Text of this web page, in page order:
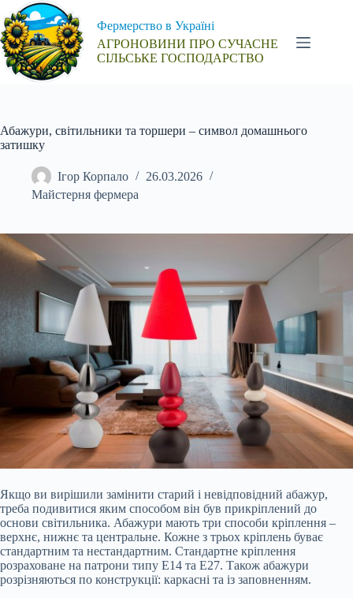
Перейти
до
вмісту
Фермерство в Україні
АГРОНОВИНИ ПРО СУЧАСНЕ
СІЛЬСЬКЕ ГОСПОДАРСТВО
Абажури, світильники та торшери – символ домашнього
затишку
Ігор Корпало
26.03.2026
Майстерня фермера
Якщо ви вирішили замінити старий і невідповідний абажур,
треба подивитися яким способом він був прикріплений до
основи світильника. Абажури мають три способи кріплення –
верхнє, нижнє та центральне. Кожне з трьох кріплень буває
стандартним та нестандартним. Стандартне кріплення
розраховане на патрони типу Е14 та Е27. Також абажури
розрізняються по конструкції: каркасні та із заповненням.